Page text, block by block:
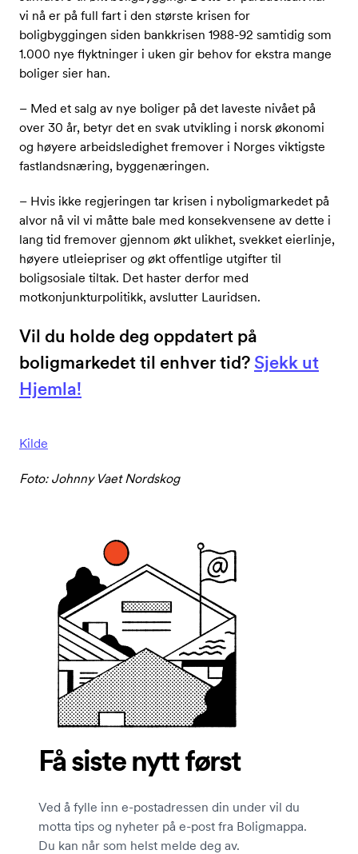
vi nå er på full fart i den største krisen for
boligbyggingen siden bankkrisen 1988-92 samtidig som
1.000 nye flyktninger i uken gir behov for ekstra mange
boliger sier han.
– Med et salg av nye boliger på det laveste nivået på
over 30 år, betyr det en svak utvikling i norsk økonomi
og høyere arbeidsledighet fremover i Norges viktigste
fastlandsnæring, byggenæringen.
– Hvis ikke regjeringen tar krisen i nyboligmarkedet på
alvor nå vil vi måtte bale med konsekvensene av dette i
lang tid fremover gjennom økt ulikhet, svekket eierlinje,
høyere utleiepriser og økt offentlige utgifter til
boligsosiale tiltak. Det haster derfor med
motkonjunkturpolitikk, avslutter Lauridsen.
Vil du holde deg oppdatert på
boligmarkedet til enhver tid? Sjekk ut
Hjemla!
Kilde
Foto: Johnny Vaet Nordskog
Få siste nytt først
Ved å fylle inn e-postadressen din under vil du
motta tips og nyheter på e-post fra Boligmappa.
Du kan når som helst melde deg av.